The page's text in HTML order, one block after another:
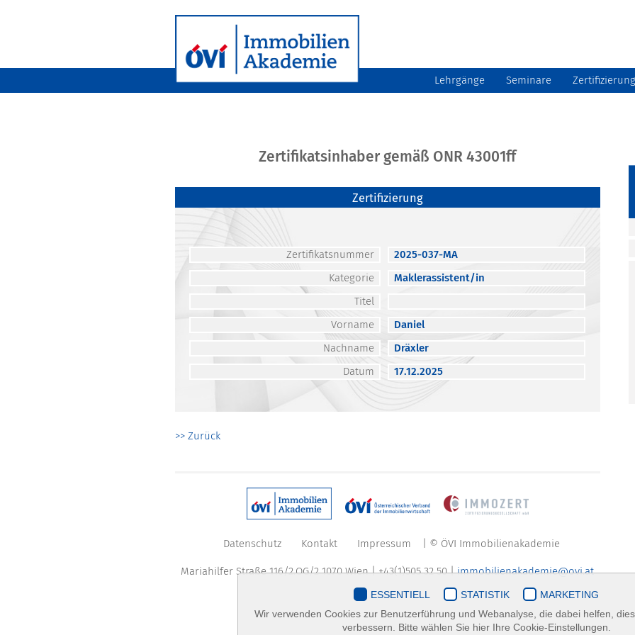
Lehrgänge Seminare Zertifizierung
Zertifikatsinhaber gemäß ONR 43001ff
Zertifizierung
Zertifikatsnummer
2025-037-MA
Kategorie
Maklerassistent/in
Titel
Vorname
Daniel
Nachname
Dräxler
Datum
17.12.2025
>> Zurück
Datenschutz Kontakt Impressum | © ÖVI Immobilienakademie
Mariahilfer Straße 116/2.OG/2 1070 Wien | +43(1)505 32 50 |immobilienakademie@ovi.at
ESSENTIELL STATISTIK
MARKETING
Wir verwenden Cookies zur Benutzerführung und Webanalyse, die dabei helfen,
verbessern. Bitte wählen Sie hier Ihre Cookie-Einstellungen.